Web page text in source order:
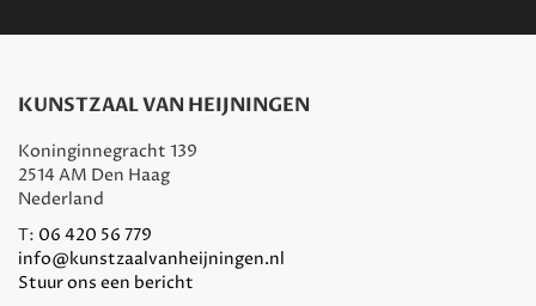
KUNSTZAAL VAN HEIJNINGEN
Koninginnegracht 139
2514 AM Den Haag
Nederland
T: 06 420 56 779
info@kunstzaalvanheijningen.nl
Stuur ons een bericht